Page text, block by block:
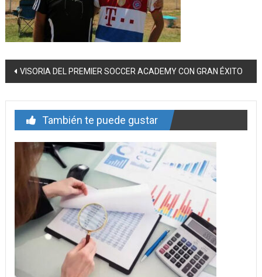
Navegación
entrada
VISORIA DEL PREMIER SOCCER ACADEMY CON GRAN ÉXITO
También te puede gustar